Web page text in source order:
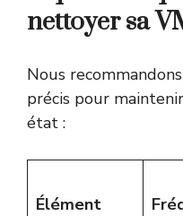
nettoyer sa
Nous
précis pour
état :
Élément